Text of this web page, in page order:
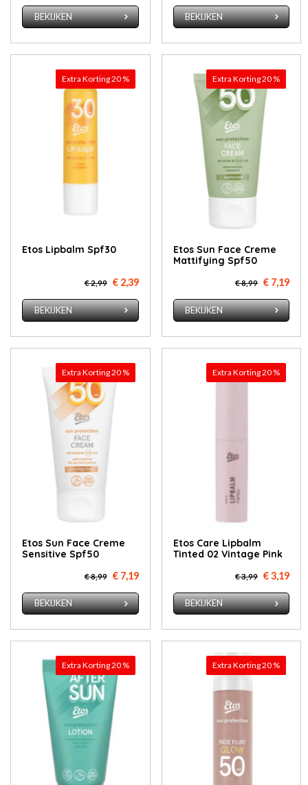
BEKIJKEN BEKIJKEN
Extra Korting 20 %
Etos Lipbalm Spf30
€ 2,99 € 2,39
BEKIJKEN
Extra Korting 20 %
Etos Sun Face Creme
Mattifying Spf50
€ 8,99 € 7,19
BEKIJKEN
Extra Korting 20 %
Etos Sun Face Creme
Sensitive Spf50
€ 8,99 € 7,19
BEKIJKEN
Extra Korting 20 %
Etos Care Lipbalm
Tinted 02 Vintage Pink
€ 3,99 € 3,19
BEKIJKEN
Extra Korting 20 % Extra Korting 20 %